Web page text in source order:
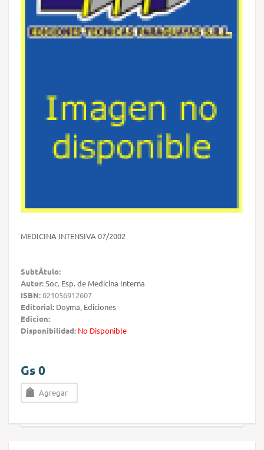
MEDICINA INTENSIVA 07/2002
SubtÃ­tulo:
Autor:Soc. Esp. de Medicina Interna
ISBN:021056912607
Editorial: Doyma, Ediciones
Edicion:
Disponibilidad: No Disponible
Gs 0
Agregar